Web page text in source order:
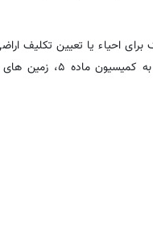
برای احیاء یا تعیین تکلیف
هرجایی که امکان دارد،